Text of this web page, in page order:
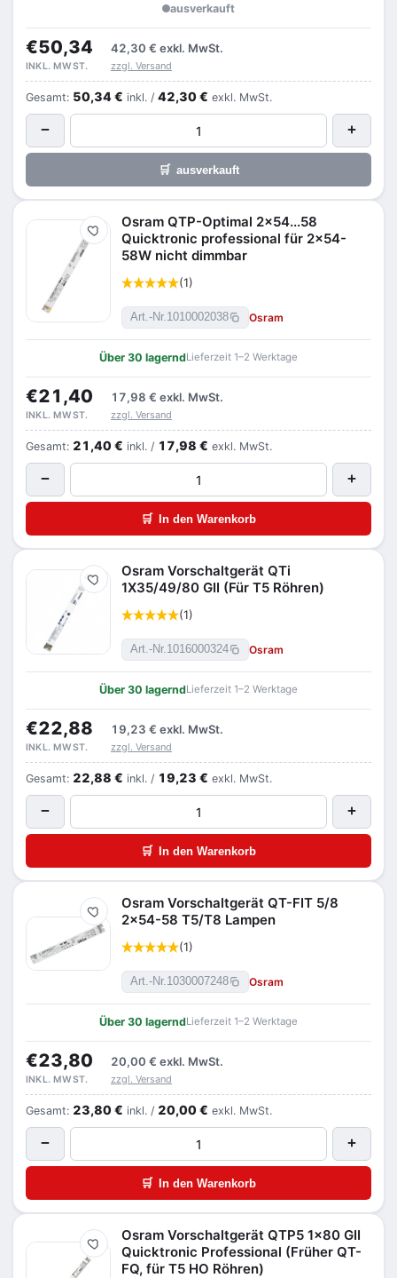
ausverkauft
€50,34 42,30 € exkl. MwSt.
INKL. MWST. zzgl. Versand
Gesamt: 50,34 € inkl. / 42,30 € exkl. MwSt.
− +
🛒 ausverkauft
Merken
Osram QTP-Optimal 2x54...58
Quicktronic professional für 2x54-
58W nicht dimmbar
(1)
Art.-Nr.1010002038 Osram
Über 30 lagerndLieferzeit 1–2 Werktage
€21,40 17,98 € exkl. MwSt.
INKL. MWST. zzgl. Versand
Gesamt: 21,40 € inkl. / 17,98 € exkl. MwSt.
− +
🛒 In den Warenkorb
Merken
Osram Vorschaltgerät QTi
1X35/49/80 GII (Für T5 Röhren)
(1)
Art.-Nr.1016000324 Osram
Über 30 lagerndLieferzeit 1–2 Werktage
€22,88 19,23 € exkl. MwSt.
INKL. MWST. zzgl. Versand
Gesamt: 22,88 € inkl. / 19,23 € exkl. MwSt.
− +
🛒 In den Warenkorb
Merken
Osram Vorschaltgerät QT-FIT 5/8
2x54-58 T5/T8 Lampen
(1)
Art.-Nr.1030007248 Osram
Über 30 lagerndLieferzeit 1–2 Werktage
€23,80 20,00 € exkl. MwSt.
INKL. MWST. zzgl. Versand
Gesamt: 23,80 € inkl. / 20,00 € exkl. MwSt.
− +
🛒 In den Warenkorb
Merken
Osram Vorschaltgerät QTP5 1x80 GII
Quicktronic Professional (Früher QT-
FQ, für T5 HO Röhren)